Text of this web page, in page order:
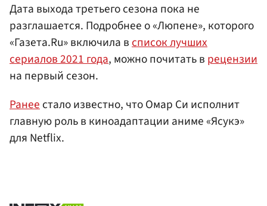
Дата выхода третьего сезона пока не
разглашается. Подробнее о «Люпене», которого
«Газета.Ru» включила всписок лучших
сериалов 2021 года, можно почитать в рецензии
на первый сезон.
Ранее стало известно, что Омар Си исполнит
главную роль в киноадаптации аниме «Ясукэ»
для Netflix.